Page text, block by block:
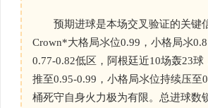
预期进球是本场交叉验证的关键信
Crown*大格局氺位0.99，小格局氺
0.77-0.82低区，阿根廷近10场轰23
推至0.95-0.99，小格局氺位持续压
桶死守自身火力极为有限。总进球数